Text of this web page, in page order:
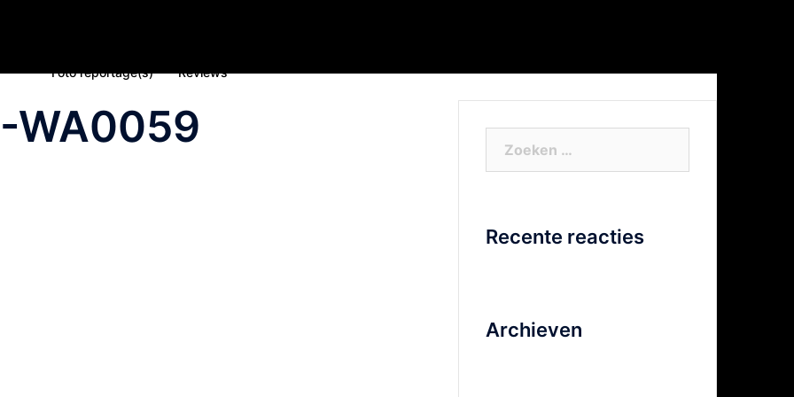
Foto reportage(s)
Reviews
WA0059
Recente reacties
Archieven